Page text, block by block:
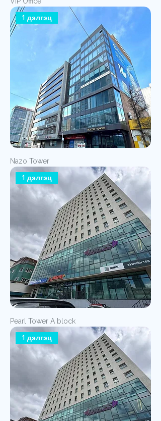
1 дэлгэц
Nazo Tower
1 дэлгэц
Pearl Tower A block
1 дэлгэц